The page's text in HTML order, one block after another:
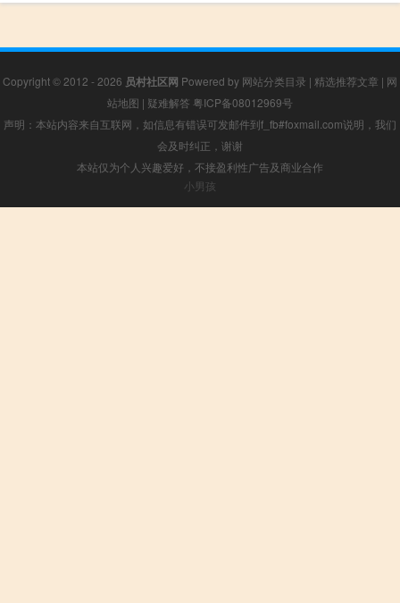
Copyright © 2012 - 2026 员村社区网 Powered by 网站分类目录 | 精选推荐文章 | 网
站地图 | 疑难解答 粤ICP备08012969号
声明：本站内容来自互联网，如信息有错误可发邮件到f_fb#foxmail.com说明，我们
会及时纠正，谢谢
本站仅为个人兴趣爱好，不接盈利性广告及商业合作
小男孩